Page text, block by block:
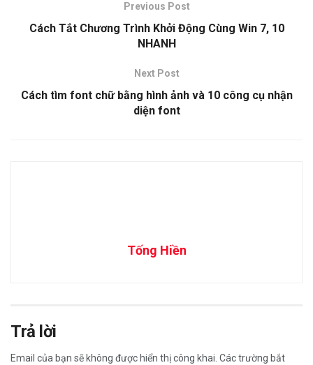
Previous Post
Cách Tắt Chương Trình Khởi Động Cùng Win 7, 10
NHANH
Next Post
Cách tìm font chữ bằng hình ảnh và 10 công cụ nhận
diện font
Tống Hiền
Trả lời
Email của bạn sẽ không được hiển thị công khai. Các trường bắt